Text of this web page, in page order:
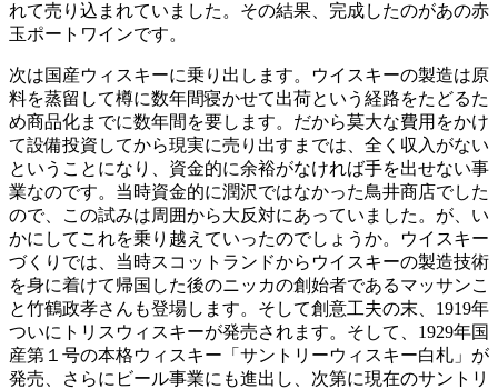
れて売り込まれていました。その結果、完成したのがあの赤
玉ポートワインです。
次は国産ウィスキーに乗り出します。ウイスキーの製造は原
料を蒸留して樽に数年間寝かせて出荷という経路をたどるた
め商品化までに数年間を要します。だから莫大な費用をかけ
て設備投資してから現実に売り出すまでは、全く収入がない
ということになり、資金的に余裕がなければ手を出せない事
業なのです。当時資金的に潤沢ではなかった鳥井商店でした
ので、この試みは周囲から大反対にあっていました。が、い
かにしてこれを乗り越えていったのでしょうか。ウイスキー
づくりでは、当時スコットランドからウイスキーの製造技術
を身に着けて帰国した後のニッカの創始者であるマッサンこ
と竹鶴政孝さんも登場します。そして創意工夫の末、1919年
ついにトリスウィスキーが発売されます。そして、1929年国
産第１号の本格ウィスキー「サントリーウィスキー白札」が
発売、さらにビール事業にも進出し、次第に現在のサントリ